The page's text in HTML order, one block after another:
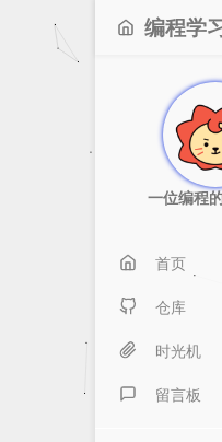
编程学
一位编程
首页
仓库
时光机
留言板